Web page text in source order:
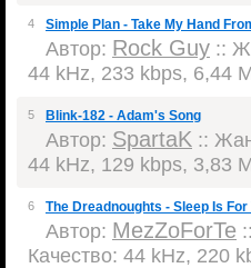
4 Simple Plan - Take My Hand
Автор: Rock Guy ::
44 kHz, 233 kbps, 6,44
5 Blink-182 - Adam's Song
Автор: SpartaK ::
44 kHz, 129 kbps, 3,83
6 The Dreadnoughts - Sleep Is For
Автор: MezZoForTe
Качество: 44 kHz, 220